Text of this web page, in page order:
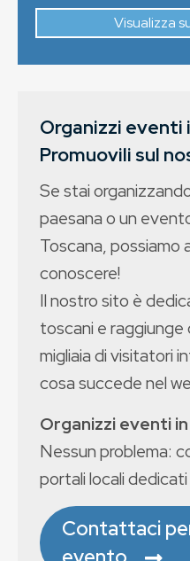
Visualizza
Organizzi eventi
Promuovili sul
Se stai
paesana o un
Toscana, possiamo
conoscere!
Il nostro sito è
toscani e raggiunge
migliaia di visitatori
cosa succede nel
Organizzi eventi
Nessun problema:
portali locali dedicati
Contattaci